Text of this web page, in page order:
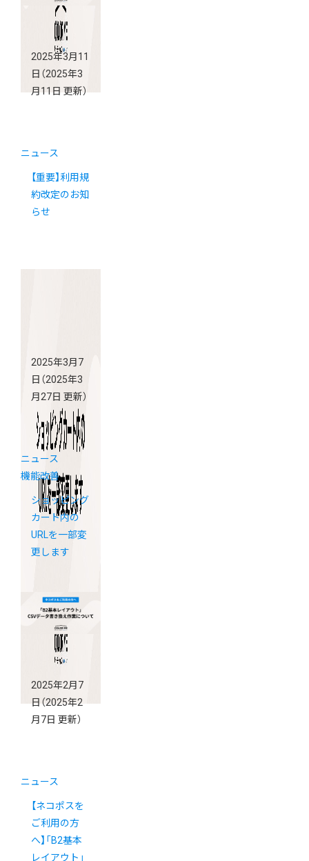
2025年3月11
日 （2025年3
月11日 更新）
ニュース
【重要】利用規
約改定のお知
らせ
2025年3月7
日 （2025年3
月27日 更新）
ニュース
機能改善
ショッピング
カート内の
URLを一部変
更します
2025年2月7
日（2025年2
月7日 更新）
ニュース
【ネコポスを
ご利用の方
へ】「B2基本
レイアウト」